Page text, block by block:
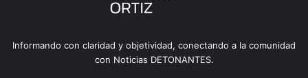
Informando con claridad y objetividad, conectando a la comunidad
con Noticias DETONANTES.